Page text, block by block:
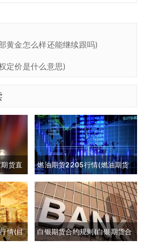
黄金怎么样还能继续跟吗)
定价是什么意思)
货直 燃油期货2205行情(燃油期货
2105最新行情)
情(目 白银期货合约规则(白银期货合